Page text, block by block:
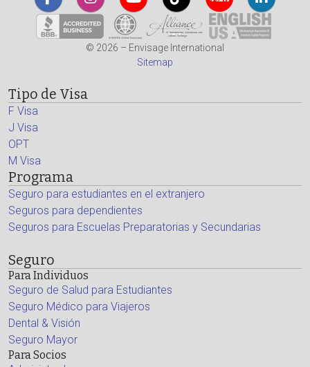
© 2026 – Envisage International
Sitemap
Tipo de Visa
F Visa
J Visa
OPT
M Visa
Programa
Seguro para estudiantes en el extranjero
Seguros para dependientes
Seguros para Escuelas Preparatorias y Secundarias
Seguro
Para Individuos
Seguro de Salud para Estudiantes
Seguro Médico para Viajeros
Dental & Visión
Seguro Mayor
Para Socios